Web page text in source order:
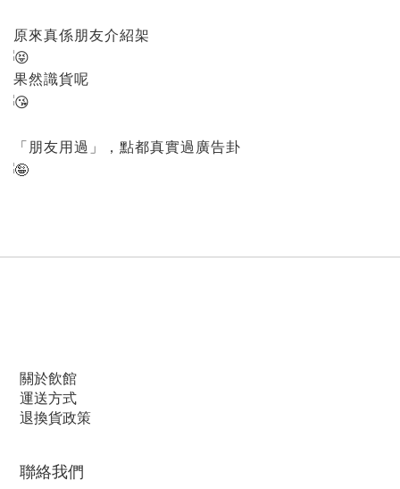
原來真係朋友介紹架
果然識貨呢
「朋友用過」，點都真實過廣告卦
關於飲館
運送方式
退換貨政策
聯絡我們